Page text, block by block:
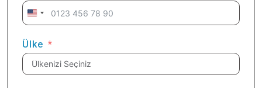
United
+1
Ülke